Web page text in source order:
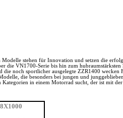
stehen für Innovation und setzen die
VN1700-Serie bis hin zum
noch sportlicher ausgelegte ZZR1400
die besonders bei jungen und
in einem Motorrad sucht, der ist mit